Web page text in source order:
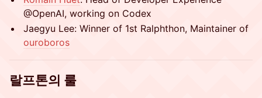
@OpenAI, working on Codex
Jaegyu Lee: Winner of 1st Ralphthon, Maintainer of
ouroboros
랄프톤의 룰